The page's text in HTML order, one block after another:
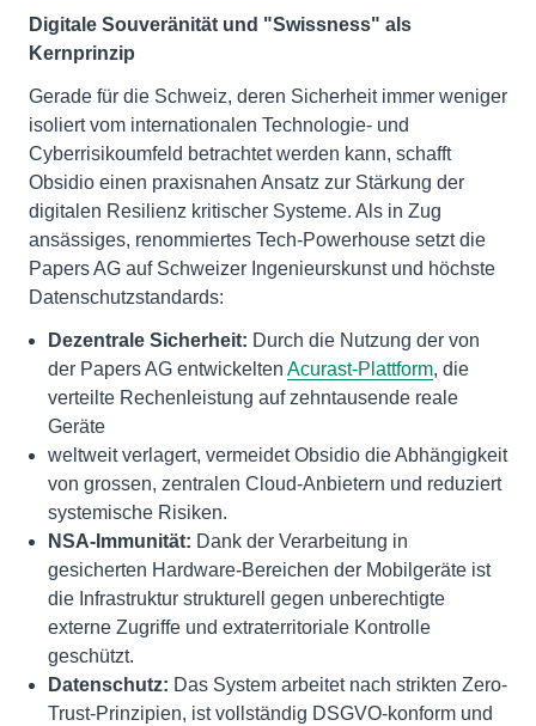
Digitale Souveränität und "Swissness" als
Kernprinzip
Gerade für die Schweiz, deren Sicherheit immer weniger
isoliert vom internationalen Technologie- und
Cyberrisikoumfeld betrachtet werden kann, schafft
Obsidio einen praxisnahen Ansatz zur Stärkung der
digitalen Resilienz kritischer Systeme. Als in Zug
ansässiges, renommiertes Tech-Powerhouse setzt die
Papers AG auf Schweizer Ingenieurskunst und höchste
Datenschutzstandards:
Dezentrale Sicherheit: Durch die Nutzung der von
der Papers AG entwickelten Acurast-Plattform, die
verteilte Rechenleistung auf zehntausende reale
Geräte
weltweit verlagert, vermeidet Obsidio die Abhängigkeit
von grossen, zentralen Cloud-Anbietern und reduziert
systemische Risiken.
NSA-Immunität: Dank der Verarbeitung in
gesicherten Hardware-Bereichen der Mobilgeräte ist
die Infrastruktur strukturell gegen unberechtigte
externe Zugriffe und extraterritoriale Kontrolle
geschützt.
Datenschutz: Das System arbeitet nach strikten Zero-
Trust-Prinzipien, ist vollständig DSGVO-konform und